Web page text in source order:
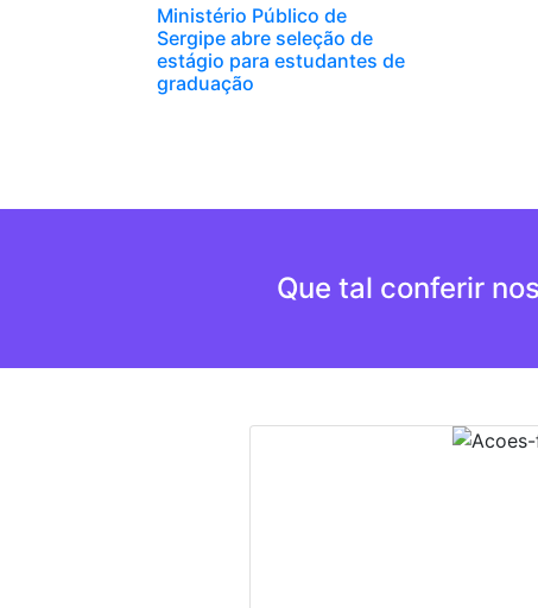
Ministério Público de
Sergipe abre seleção de
estágio para estudantes de
graduação
Que tal conferir